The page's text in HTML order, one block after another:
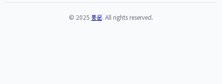
© 2025 풍운. All rights reserved.